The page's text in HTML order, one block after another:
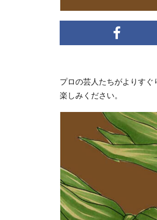
プロの芸人たちがよりす
楽しみください。